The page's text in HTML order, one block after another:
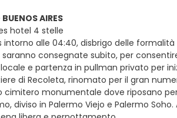
AIRES
hotel 4 stelle
intorno alle 04:40, disbrigo delle
consegnate subito, per
e partenza in pullman privato per
di Recoleta, rinomato per il gran
monumentale dove riposano
diviso in Palermo Viejo e Palermo